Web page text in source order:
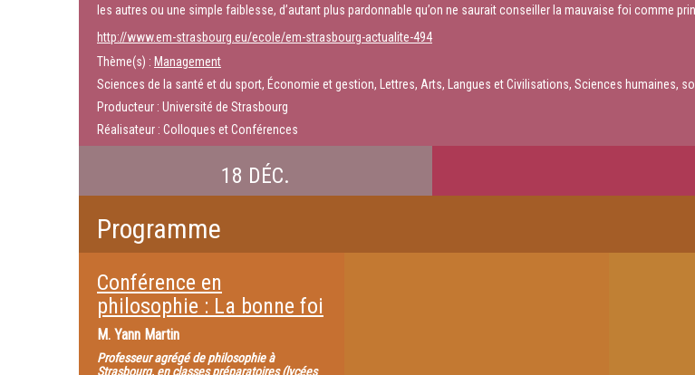
les autres ou une simple faiblesse, d’autant plus pardonnable qu’on ne saurait conseiller la mauvaise foi comme
http://www.em-strasbourg.eu/ecole/em-strasbourg-actualite-494
Thème(s) : Management
Sciences de la santé et du sport, Économie et gestion, Lettres, Arts, Langues et Civilisations, Sciences humaines,
Producteur : Université de Strasbourg
Réalisateur : Colloques et Conférences
18 DÉC.
Programme
Conférence en
philosophie : La bonne foi
M. Yann Martin
Professeur agrégé de philosophie à
Strasbourg, en classes préparatoires (lycées